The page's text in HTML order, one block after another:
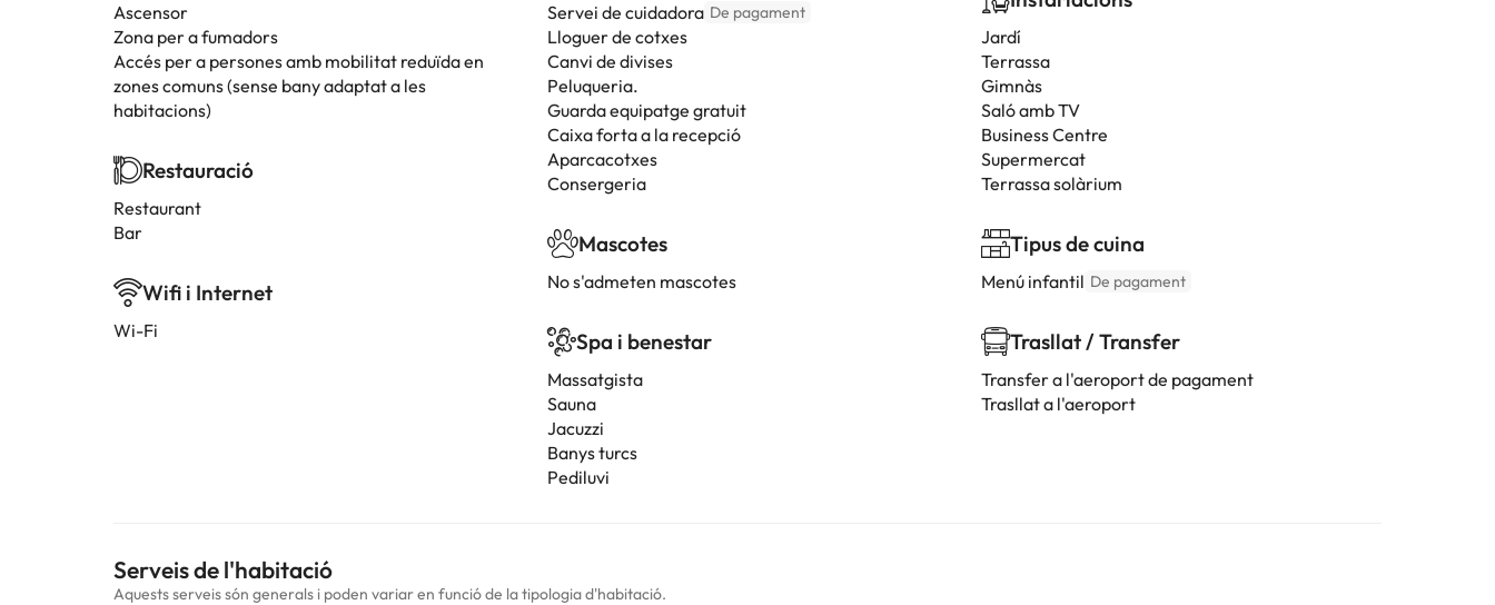
Ascensor
Zona per a fumadors
Accés per a persones amb mobilitat reduïda en
zones comuns (sense bany adaptat a les
habitacions)
Restauració
Restaurant
Bar
Wifi i Internet
Wi-Fi
Servei de cuidadora De pagament
Lloguer de cotxes
Canvi de divises
Peluqueria.
Guarda equipatge gratuit
Caixa forta a la recepció
Aparcacotxes
Consergeria
Mascotes
No s'admeten mascotes
Spa i benestar
Massatgista
Sauna
Jacuzzi
Banys turcs
Pediluvi
Jardí
Terrassa
Gimnàs
Saló amb TV
Business Centre
Supermercat
Terrassa solàrium
Tipus de cuina
Menú infantil De pagament
Trasllat / Transfer
Transfer a l'aeroport de pagament
Trasllat a l'aeroport
Serveis de l'habitació
Aquests serveis són generals i poden variar en funció de la tipologia d'habitació.